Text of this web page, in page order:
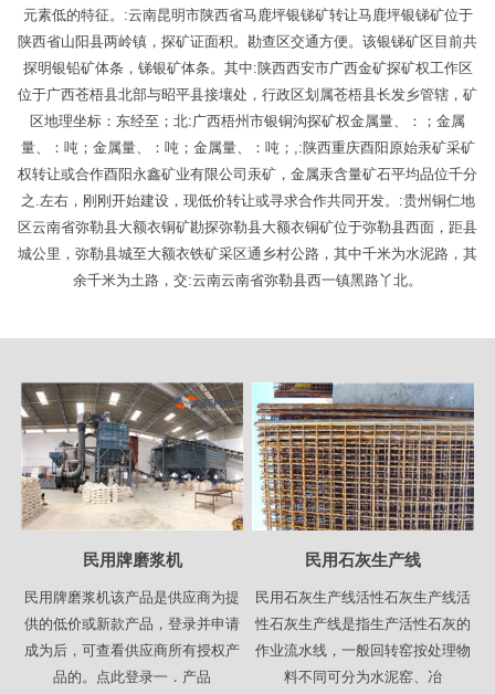
元素低的特征。:云南昆明市陕西省马鹿坪银锑矿转让马鹿坪银锑矿位于
陕西省山阳县两岭镇，探矿证面积。勘查区交通方便。该银锑矿区目前共
探明银铅矿体条，锑银矿体条。其中:陕西西安市广西金矿探矿权工作区
位于广西苍梧县北部与昭平县接壤处，行政区划属苍梧县长发乡管辖，矿
区地理坐标：东经至；北:广西梧州市银铜沟探矿权金属量、：；金属
量、：吨；金属量、：吨；金属量、：吨；,:陕西重庆酉阳原始汞矿采矿
权转让或合作酉阳永鑫矿业有限公司汞矿，金属汞含量矿石平均品位千分
之.左右，刚刚开始建设，现低价转让或寻求合作共同开发。:贵州铜仁地
区云南省弥勒县大额衣铜矿勘探弥勒县大额衣铜矿位于弥勒县西面，距县
城公里，弥勒县城至大额衣铁矿采区通乡村公路，其中千米为水泥路，其
余千米为土路，交:云南云南省弥勒县西一镇黑路丫北。
民用牌磨浆机
民用牌磨浆机该产品是供应商为提
供的低价或新款产品，登录并申请
成为后，可查看供应商所有授权产
品的。点此登录一．产品
民用石灰生产线
民用石灰生产线活性石灰生产线活
性石灰生产线是指生产活性石灰的
作业流水线，一般回转窑按处理物
料不同可分为水泥窑、冶